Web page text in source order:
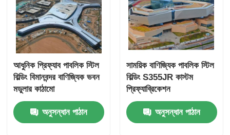
মাল্টি স্টোরি স্টিল স্ট্রাকচার
শিল্প ইস্পাত কাঠামো
পাবলিক স্টিল বিল্ডিং
বাণিজ্যিক ইস্পাত গঠন
আধুনিক প্রিফ্যাব পাবলিক স্টিল
বিল্ডিং বিমানবন্দর বাণিজ্যিক ভবন
মডুলার কাঠামো
অনুসন্ধান পাঠান
সাময়িক বাণিজ্যিক পাবলিক স্টিল
বিল্ডিং S355JR কাস্টম
প্রিফ্যাব্রিকেশন
অনুসন্ধান পাঠান